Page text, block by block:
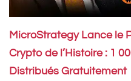
MicroStrategy Lance le
Crypto de l’Histoire : 1
Distribués Gratuitement